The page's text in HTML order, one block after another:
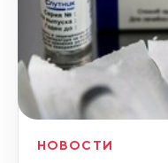
НОВОСТИ